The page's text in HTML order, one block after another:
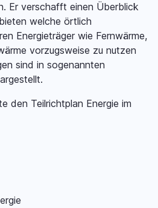
Er verschafft einen Überblick
welche örtlich
Energieträger wie Fernwärme,
vorzugsweise zu nutzen
sind in sogenannten
den Teilrichtplan Energie im